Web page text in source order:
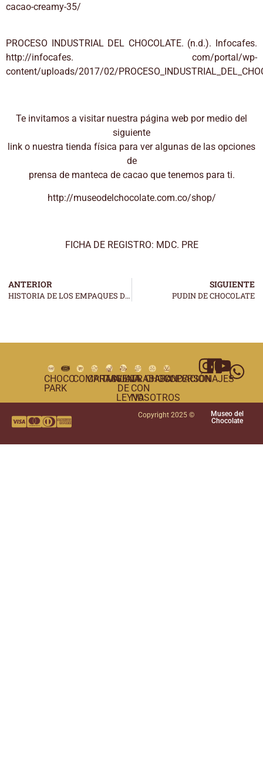
cacao-creamy-35/
PROCESO INDUSTRIAL DEL CHOCOLATE. (n.d.). Infocafes.
http://infocafes. com/portal/wp-
content/uploads/2017/02/
Te invitamos a visitar nuestra página web por medio del
siguiente
link o nuestra tienda física para ver algunas de las opciones
de
prensa de manteca de cacao que tenemos para ti.
http://museodelchocolate.com.co/shop/
FICHA DE REGISTRO: MDC. PRE
ANTERIOR
HISTORIA DE LOS EMPAQUES DE CHOCOLATE
SIGUIENTE
PUDIN DE CHOCOLATE
CHOCO
PARK
COMPRAS
CARTAGENA
TUNJA
VILLA
DE
LEYVA
TRABAJA
CON
NOSOTROS
CHOCOPERSONAJES
FUNDACIÓN
Copyright 2025 ©
Museo del
Chocolate